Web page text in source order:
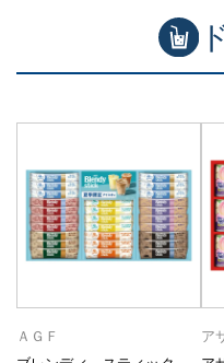
ＡＧＦ
ア